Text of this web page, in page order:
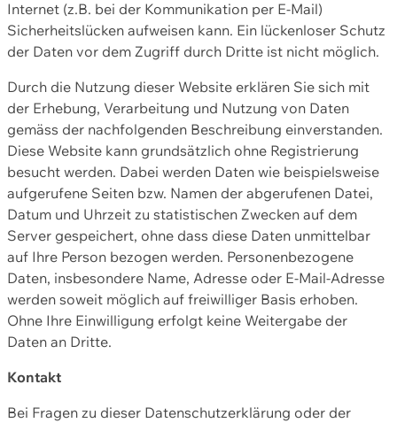
Internet (z.B. bei der Kommunikation per E-Mail)
Sicherheitslücken aufweisen kann. Ein lückenloser Schutz
der Daten vor dem Zugriff durch Dritte ist nicht möglich.
Durch die Nutzung dieser Website erklären Sie sich mit
der Erhebung, Verarbeitung und Nutzung von Daten
gemäss der nachfolgenden Beschreibung einverstanden.
Diese Website kann grundsätzlich ohne Registrierung
besucht werden. Dabei werden Daten wie beispielsweise
aufgerufene Seiten bzw. Namen der abgerufenen Datei,
Datum und Uhrzeit zu statistischen Zwecken auf dem
Server gespeichert, ohne dass diese Daten unmittelbar
auf Ihre Person bezogen werden. Personenbezogene
Daten, insbesondere Name, Adresse oder E-Mail-Adresse
werden soweit möglich auf freiwilliger Basis erhoben.
Ohne Ihre Einwilligung erfolgt keine Weitergabe der
Daten an Dritte.
Kontakt
Bei Fragen zu dieser Datenschutzerklärung oder der